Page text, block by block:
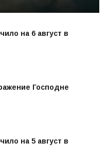
на 6 август в
Господне
на 5 август в